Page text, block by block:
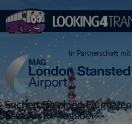
In Partnerschaft mit
Suchen Sie einen
Essaouira-Mogador